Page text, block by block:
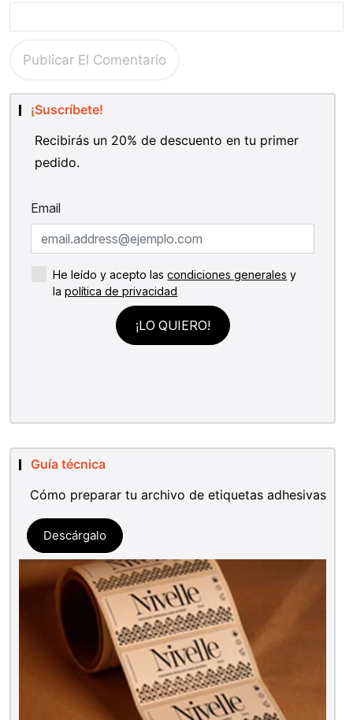
¡Suscríbete!
Recibirás un 20% de descuento en tu primer
pedido.
Guía técnica
Cómo preparar tu archivo de etiquetas adhesivas
Descárgalo